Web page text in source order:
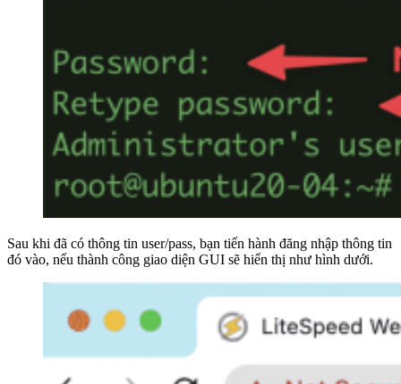
Sau khi đã có thông tin user/pass, bạn tiến hành đăng nhập thông tin
đó vào, nếu thành công giao diện GUI sẽ hiển thị như hình dưới.